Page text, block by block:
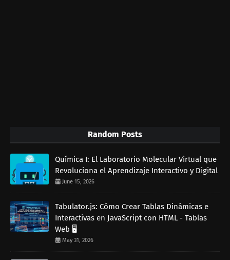
Random Posts
Química I: El Laboratorio Molecular Virtual que
Revoluciona el Aprendizaje Interactivo y Digital
June 15, 2026
Tabulator.js: Cómo Crear Tablas Dinámicas e
Interactivas en JavaScript con HTML - Tablas
Web 🖥️
May 31, 2026